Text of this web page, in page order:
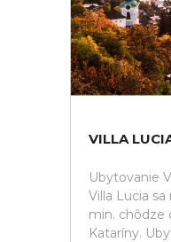
VILLA
Ubytovanie
Villa Lucia
min. chôdze
Kataríny.